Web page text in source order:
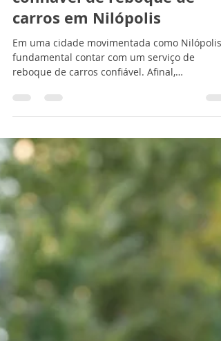
26 de mar. de 2024
3 min de leitura
Dicas essenciais para
contratar um serviço
confiável de reboque de
Em uma cidade movimentada como Nilópolis,
fundamental contar com um serviço de
reboque de carros confiável. Afinal,
imprevistos...